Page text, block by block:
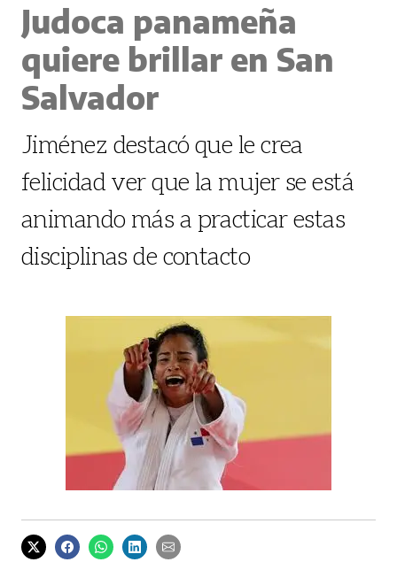
Judoca panameña
quiere brillar en San
Salvador
Jiménez destacó que le crea
felicidad ver que la mujer se está
animando más a practicar estas
disciplinas de contacto